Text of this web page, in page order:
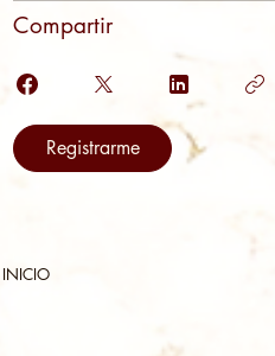
Compartir
Registrarme
INICIO